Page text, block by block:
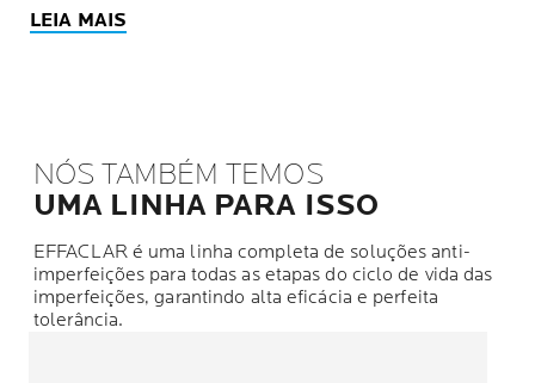
LEIA MAIS
NÓS TAMBÉM TEMOS
UMA LINHA PARA ISSO
EFFACLAR é uma linha completa de soluções anti-
imperfeições para todas as etapas do ciclo de vida das
imperfeições, garantindo alta eficácia e perfeita
tolerância.